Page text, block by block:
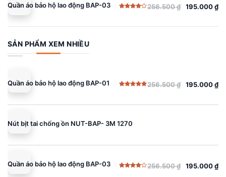
Quần áo bảo hộ lao động BAP-03
hạng
256.500₫
Giá
gốc
là:
256.500 ₫.
195.000₫
Giá
hiện
tại
là:
195.000 ₫.
SẢN PHẨM XEM NHIỀU
Quần áo bảo hộ lao động BAP-01
5 sao
256.500₫
Giá
gốc
là:
195.000₫
Giá
hiện
tại
195.000 ₫.
Nút bịt tai chống ồn NUT-BAP- 3M 1270
Quần áo bảo hộ lao động BAP-03 256.500₫
Giá
195.000₫
Giá